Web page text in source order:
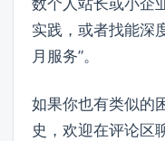
数个人站长或小企
实践，或者找能深
月服务”。
如果你也有类似的
史，欢迎在评论区